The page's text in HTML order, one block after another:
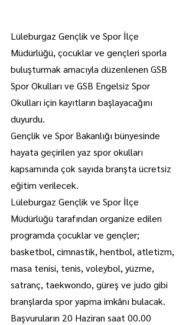
Lüleburgaz Gençlik ve Spor İlçe
Müdürlüğü, çocuklar ve gençleri sporla
buluşturmak amacıyla düzenlenen GSB
Spor Okulları ve GSB Engelsiz Spor
Okulları için kayıtların başlayacağını
duyurdu.
Gençlik ve Spor Bakanlığı bünyesinde
hayata geçirilen yaz spor okulları
kapsamında çok sayıda branşta ücretsiz
eğitim verilecek.
Lüleburgaz Gençlik ve Spor İlçe
Müdürlüğü tarafından organize edilen
programda çocuklar ve gençler;
basketbol, cimnastik, hentbol, atletizm,
masa tenisi, tenis, voleybol, yüzme,
satranç, taekwondo, güreş ve judo gibi
branşlarda spor yapma imkânı bulacak.
Başvuruların 20 Haziran saat 00.00